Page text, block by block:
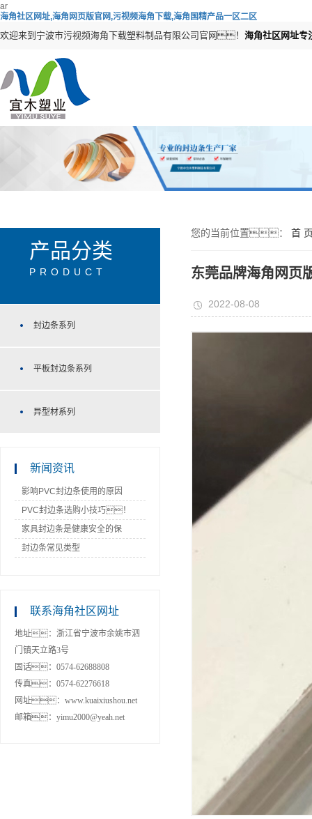
ar
海角社区网址,海角网页版官网,污视频海角下载,海角国精产品一区二区
欢迎来到宁波市污视频海角下载塑料制品有限公司官网！ 海角社区网址
产品分类
PRODUCT
封边条系列
平板封边条系列
异型材系列
新闻资讯
影响PVC封边条使用的原因
PVC封边条选购小技巧！
家具封边条是健康安全的保
障！
封边条常见类型
联系海角社区网址
地址：浙江省宁波市余姚市泗
门镇天立路3号
固话：0574-62688808
传真：0574-62276618
网址：www.kuaixiushou.net
邮箱：yimu2000@yeah.net
您的当前位置： 首
东莞品牌海角网页
2022-08-08